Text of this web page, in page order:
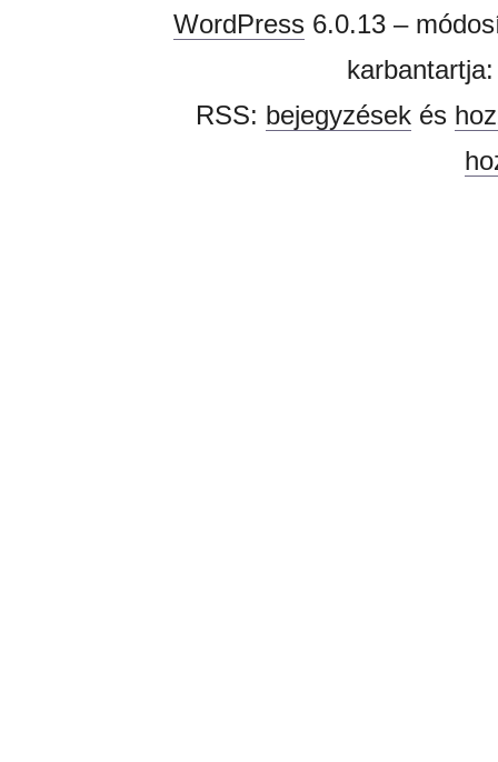
WordPress6.0.13 –
RSS: bejegyzésekés